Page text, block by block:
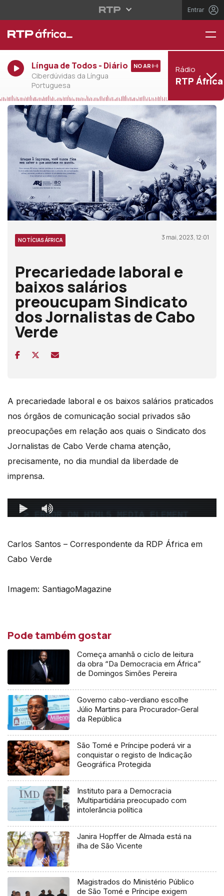
Entrar
Língua de Todos - Diário
Ciberdúvidas da Língua
Portuguesa
NO AR Rádio
RTP África
NOTÍCIAS ÁFRICA 3 mai, 2023, 12:01
Precariedade laboral e
baixos salários
preoucupam Sindicato
dos Jornalistas de Cabo
Verde
A precariedade laboral e os baixos salários praticados
nos órgãos de comunicação social privados são
preocupações em relação aos quais o Sindicato dos
Jornalistas de Cabo Verde chama atenção,
precisamente, no dia mundial da liberdade de
imprensa.
Carlos Santos – Correspondente da RDP África em
Cabo Verde
Imagem: SantiagoMagazine
Pode também gostar
Começa amanhã o ciclo de leitura
da obra “Da Democracia em África”
de Domingos Simões Pereira
Governo cabo-verdiano escolhe
Júlio Martins para Procurador-Geral
da República
São Tomé e Príncipe poderá vir a
conquistar o registo de Indicação
Geográfica Protegida
Instituto para a Democracia
Multipartidária preocupado com
intolerância política
Janira Hopffer de Almada está na
ilha de São Vicente
Magistrados do Ministério Público
de São Tomé e Príncipe exigem